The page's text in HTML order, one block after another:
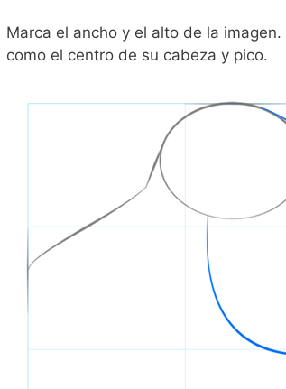
Marca el ancho y el alto de la
como el centro de su cabeza y pico.